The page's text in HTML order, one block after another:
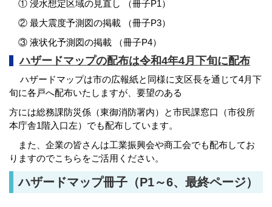
① 浸水想定区域の見直し （冊子P1）
② 最大震度予測図の掲載 （冊子P3）
③ 液状化予測図の掲載 （冊子P4）
ハザードマップの配布は令和4年4月下旬に配布
ハザードマップは市の広報紙と同様に支区長を通じて4月下
旬に各戸へ配布いたしますが、要望のある
方には総務課防災係（東御消防署内）と市民課窓口（市役所
本庁舎1階入口左）でも配布しています。
また、企業の皆さんは工業振興会や商工会でも配布してお
りますのでこちらをご活用ください。
ハザードマップ冊子（P1～6、最終ページ）